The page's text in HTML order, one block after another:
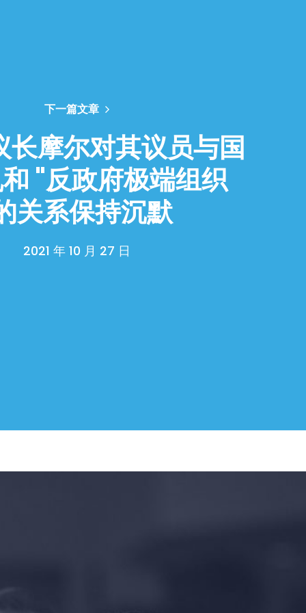
下一篇文章
长摩尔对其议员与国
"反政府极端组织
关系保持沉默
2021 年 10 月 27 日